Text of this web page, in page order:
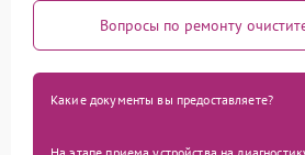
Вопросы по ремонту
Какие документы вы предоставляете?